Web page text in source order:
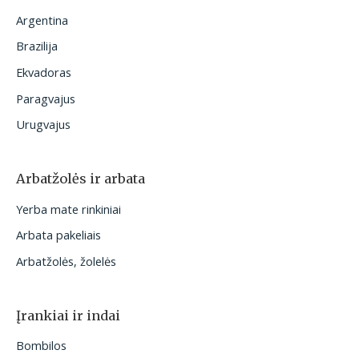
Argentina
Brazilija
Ekvadoras
Paragvajus
Urugvajus
Arbatžolės ir arbata
Yerba mate rinkiniai
Arbata pakeliais
Arbatžolės, žolelės
Įrankiai ir indai
Bombilos